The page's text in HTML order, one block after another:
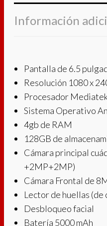
Información
Pantalla de 6.5
Resolución 1080 x
Procesador
Sistema Operativo
4gb de RAM
128GB de
Cámara principal
+2MP+2MP)
Cámara Frontal de
Lector de huellas (de
Desbloqueo facial
Batería 5000 mAh